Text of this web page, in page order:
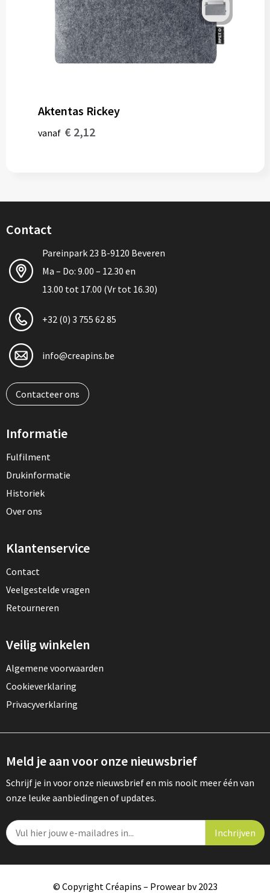
Aktentas Rickey
vanaf € 2,12
Contact
Pareinpark 23 B-9120 Beveren
Ma – Do: 9.00 – 12.30 en
13.00 tot 17.00 (Vr tot 16.30)
+32 (0) 3 755 62 85
info@creapins.be
Contacteer ons
Informatie
Fulfilment
Drukinformatie
Historiek
Over ons
Klantenservice
Contact
Veelgestelde vragen
Retourneren
Veilig winkelen
Algemene voorwaarden
Cookieverklaring
Privacyverklaring
Meld je aan voor onze nieuwsbrief
Schrijf je in voor onze nieuwsbrief en mis nooit meer één van
onze leuke aanbiedingen of updates.
© Copyright Créapins – Prowear bv 2023